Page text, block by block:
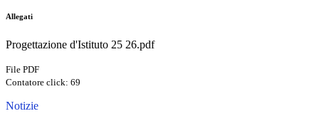
Allegati
Progettazione d'Istituto 25 26.pdf
File PDF
Contatore click: 69
Notizie